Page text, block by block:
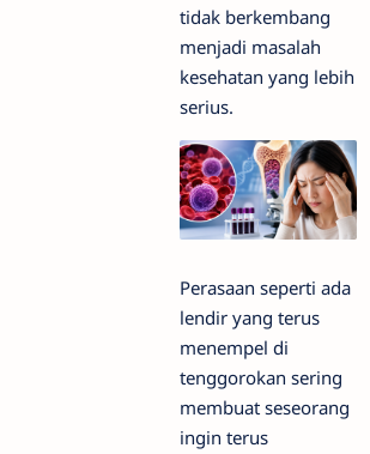
tidak berkembang
menjadi masalah
kesehatan yang lebih
serius.
Perasaan seperti ada
lendir yang terus
menempel di
tenggorokan sering
membuat seseorang
ingin terus